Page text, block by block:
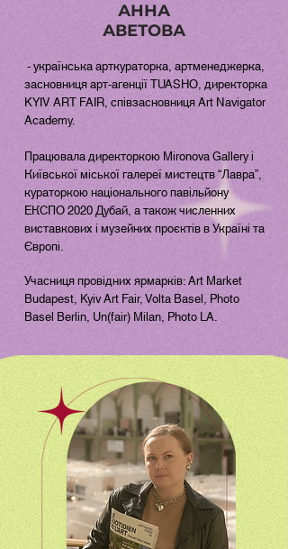
АННА
АВЕТОВА
- українська арткураторка, артменеджерка,
засновниця арт-агенції TUASHО, директорка
KYIV ART FAIR, співзасновниця Art Navigator
Academy.
​​Працювала директоркою Mironova Gallery і
Київської міської галереї мистецтв “Лавра”,
кураторкою національного павільйону
ЕКСПО 2020 Дубай, а також численних
виставкових і музейних проєктів в Україні та
Європі.
Учасниця провідних ярмарків: Art Market
Budapest, Kyiv Art Fair, Volta Basel, Photo
Basel Berlin, Un(fair) Milan, Photo LA.